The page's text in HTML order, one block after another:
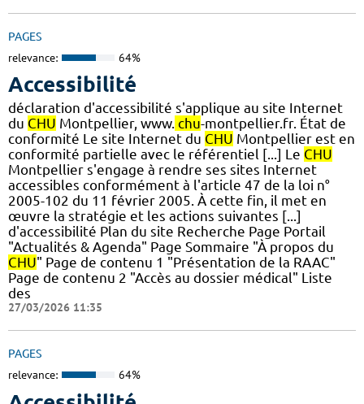
PAGES
relevance: 64%
Accessibilité
déclaration d'accessibilité s'applique au site Internet
du CHU Montpellier, www. chu-montpellier.fr. État de
conformité Le site Internet du CHU Montpellier est en
conformité partielle avec le référentiel [...] Le CHU
Montpellier s'engage à rendre ses sites Internet
accessibles conformément à l'article 47 de la loi n°
2005-102 du 11 février 2005. À cette fin, il met en
œuvre la stratégie et les actions suivantes [...]
d'accessibilité Plan du site Recherche Page Portail
"Actualités & Agenda" Page Sommaire "À propos du
CHU" Page de contenu 1 "Présentation de la RAAC"
Page de contenu 2 "Accès au dossier médical" Liste
des
27/03/2026 11:35
PAGES
relevance: 64%